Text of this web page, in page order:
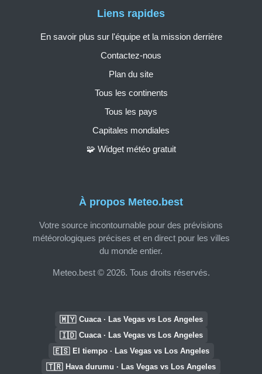
À propos Meteo.best
Votre source incontournable pour des prévisions
météorologiques précises et en direct pour les villes
du monde entier.
Meteo.best © 2026. Tous droits réservés.
Liens rapides
En savoir plus sur l'équipe et la mission derrière
Contactez-nous
Plan du site
Tous les continents
Tous les pays
Capitales mondiales
🧩 Widget météo gratuit
🇲🇾 Cuaca · Las Vegas vs Los Angeles
🇮🇩 Cuaca · Las Vegas vs Los Angeles
🇪🇸 El tiempo · Las Vegas vs Los Angeles
🇹🇷 Hava durumu · Las Vegas vs Los Angeles